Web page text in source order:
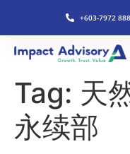
+603-7972
Tag: 天
永续部